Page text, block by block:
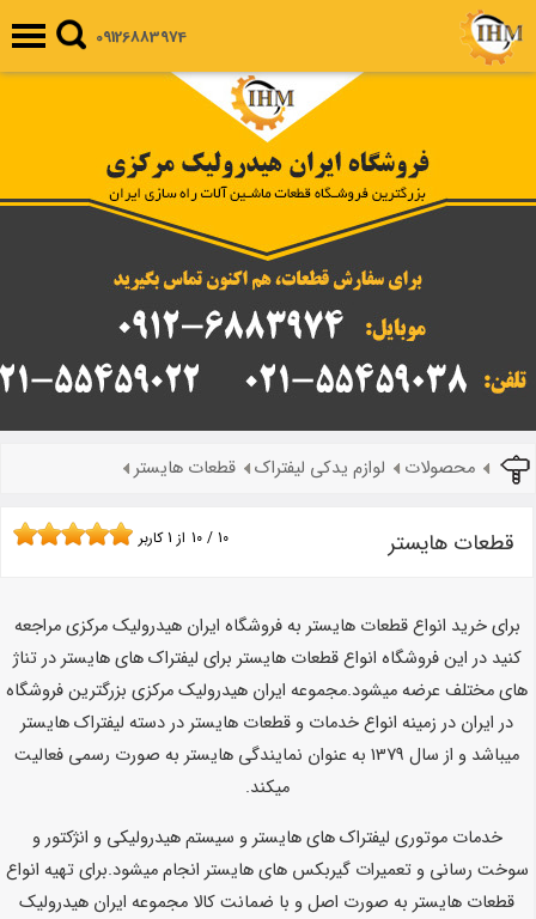
09126883974
محصولات لوازم یدکی لیفتراک قطعات هایستر
قطعات هایستر 10 / 10 از 1کاربر
برای خرید انواع قطعات هایستر به فروشگاه ایران هیدرولیک مرکزی مراجعه
کنید در این فروشگاه انواع قطعات هایستر برای لیفتراک های هایستر در تناژ
های مختلف عرضه میشود.مجموعه ایران هیدرولیک مرکزی بزرگترین فروشگاه
در ایران در زمینه انواع خدمات و قطعات هایستر در دسته لیفتراک هایستر
میباشد و از سال 1379 به عنوان نمایندگی هایستر به صورت رسمی فعالیت
میکند.
خدمات موتوری لیفتراک های هایستر و سیستم هیدرولیکی و انژکتور و
سوخت رسانی و تعمیرات گیربکس های هایستر انجام میشود.برای تهیه انواع
قطعات هایستر به صورت اصل و با ضمانت کالا مجموعه ایران هیدرولیک